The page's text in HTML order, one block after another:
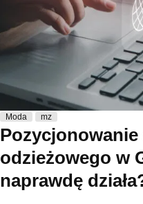
Moda mz
Pozycjonowanie
odzieżowego w
naprawdę